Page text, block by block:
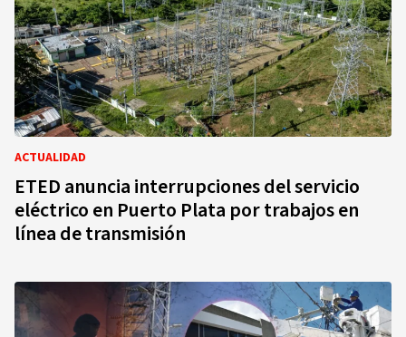
ACTUALIDAD
ETED anuncia interrupciones del servicio
eléctrico en Puerto Plata por trabajos en
línea de transmisión